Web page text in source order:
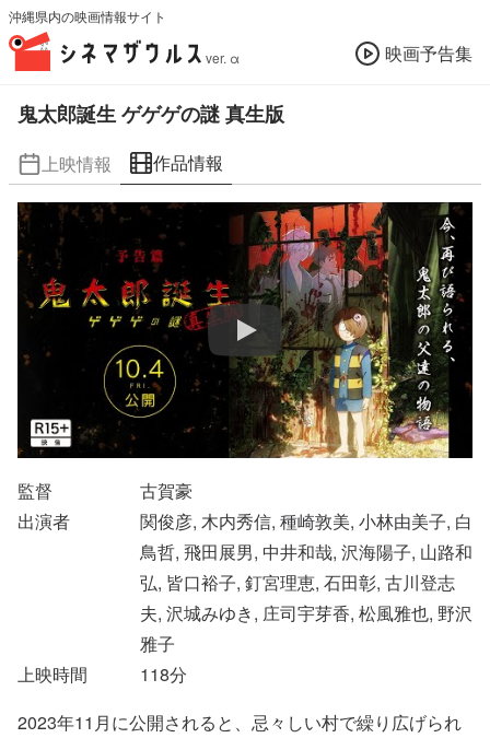
沖縄県内の映画情報サイト
ver. α 映画予告集
鬼太郎誕生 ゲゲゲの謎 真生版
上映情報 作品情報
監督
古賀豪
出演者
関俊彦, 木内秀信, 種崎敦美, 小林由美子, 白
鳥哲, 飛田展男, 中井和哉, 沢海陽子, 山路和
弘, 皆口裕子, 釘宮理恵, 石田彰, 古川登志
夫, 沢城みゆき, 庄司宇芽香, 松風雅也, 野沢
雅子
上映時間
118分
2023年11月に公開されると、忌々しい村で繰り広げられ